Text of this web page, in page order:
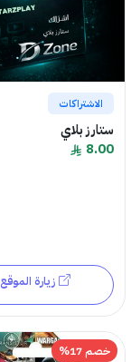
الاشتراكات
ستارز بلاي
8.00
زيارة الموقع
خصم 17%